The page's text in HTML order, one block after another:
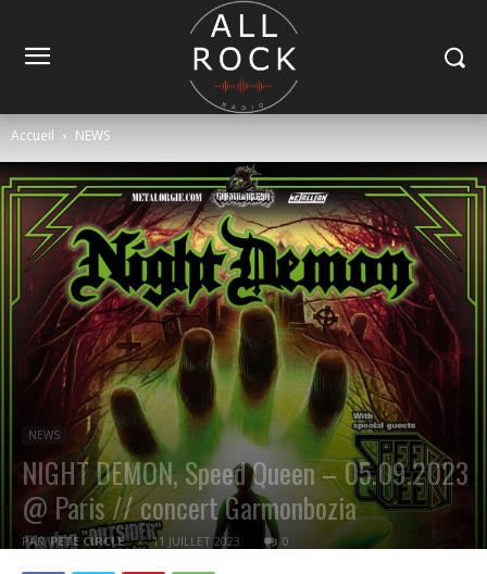
Accueil NEWS
NEWS
NIGHT DEMON, Speed Queen – 05.09.2023
@ Paris // concert Garmonbozia
PAR PETE CIRCLE 11 JUILLET 2023 0